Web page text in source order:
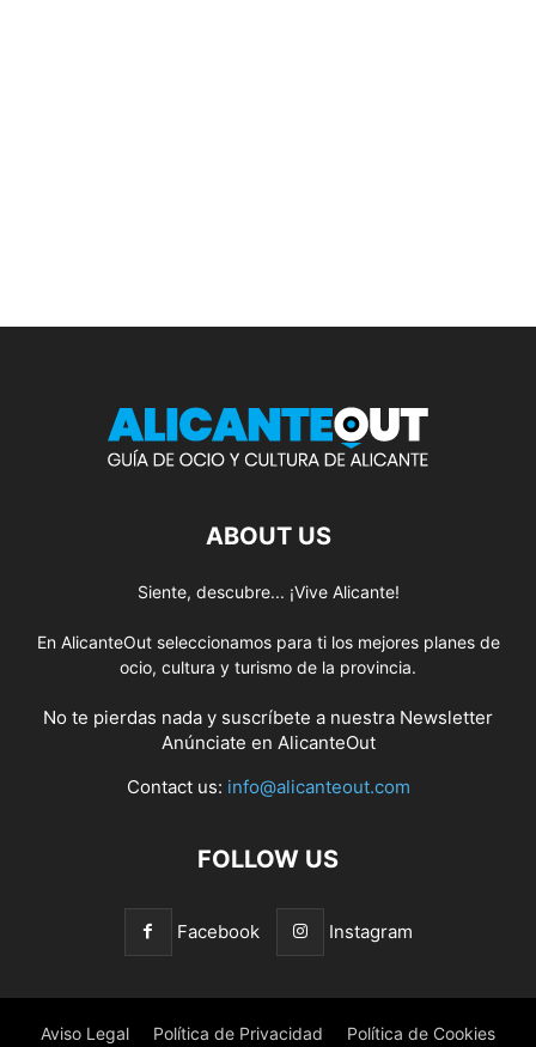
ABOUT US
Siente, descubre... ¡Vive Alicante!
En AlicanteOut seleccionamos para ti los mejores planes de
ocio, cultura y turismo de la provincia.
No te pierdas nada y suscríbete a nuestra Newsletter
Anúnciate en AlicanteOut
Contact us: info@alicanteout.com
FOLLOW US
Facebook Instagram
Aviso Legal Política de Privacidad Política de Cookies